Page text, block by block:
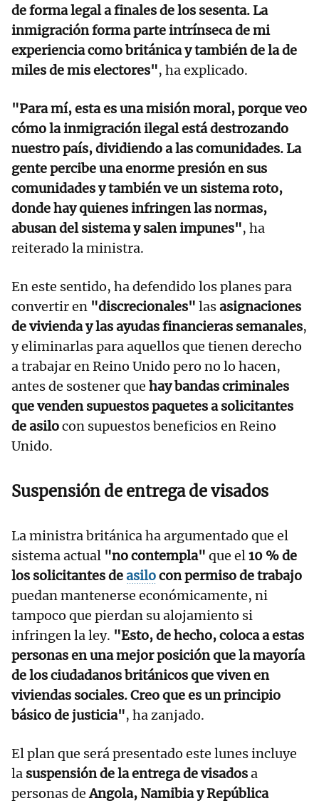
de forma legal a finales de los sesenta. La
inmigración forma parte intrínseca de mi
experiencia como británica y también de la de
miles de mis electores", ha explicado.
"Para mí, esta es una misión moral, porque veo
cómo la inmigración ilegal está destrozando
nuestro país, dividiendo a las comunidades. La
gente percibe una enorme presión en sus
comunidades y también ve un sistema roto,
donde hay quienes infringen las normas,
abusan del sistema y salen impunes", ha
reiterado la ministra.
En este sentido, ha defendido los planes para
convertir en "discrecionales" lasasignaciones
de vivienda y las ayudas financieras semanales,
y eliminarlas para aquellos que tienen derecho
a trabajar en Reino Unido pero no lo hacen,
antes de sostener que hay bandas criminales
que venden supuestos paquetes a solicitantes
de asilocon supuestos beneficios en Reino
Unido.
Suspensión de entrega de visados
La ministra británica ha argumentado que el
sistema actual "no contempla" que el10 % de
los solicitantes deasilocon permiso de trabajo
puedan mantenerse económicamente, ni
tampoco que pierdan su alojamiento si
infringen la ley. "Esto, de hecho, coloca a estas
personas en una mejor posición que la mayoría
de los ciudadanos británicos que viven en
viviendas sociales. Creo que es un principio
básico de justicia", ha zanjado.
El plan que será presentado este lunes incluye
la suspensión de la entrega de visadosa
personas deAngola, Namibia y República